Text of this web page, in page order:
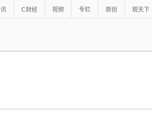
C财经 视频 专栏 原创 观天下